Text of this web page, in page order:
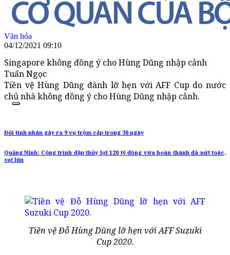
Văn hóa
04/12/2021 09:10
Singapore không đồng ý cho Hùng Dũng nhập cảnh
Tuấn Ngọc
Tiền vệ Hùng Dũng đành lỡ hẹn với AFF Cup do nước
chủ nhà không đồng ý cho Hùng Dũng nhập cảnh.
Đôi tình nhân gây ra 9 vụ trộm cắp trong 30 ngày
Quảng Ninh: Công trình đập thủy lợi 120 tỷ đồng vừa hoàn thành đã nứt toác,
sụt lún
Tiền vệ Đỗ Hùng Dũng lỡ hẹn với AFF Suzuki
Cup 2020.